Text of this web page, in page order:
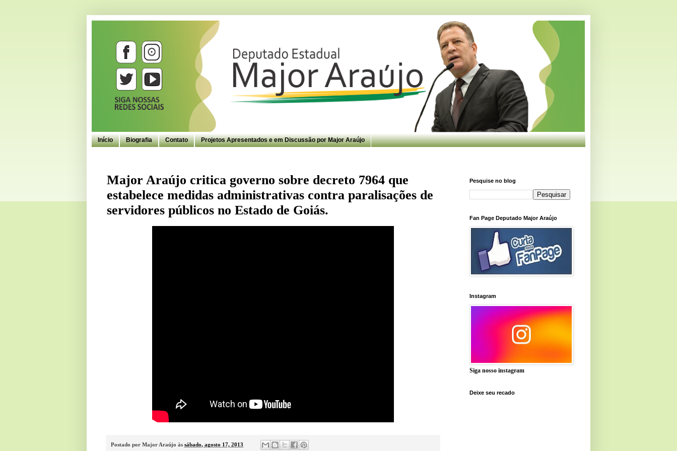
Início Biografia Contato Projetos Apresentados e em Discussão por Major Araújo
Major Araújo critica governo sobre decreto 7964 que
estabelece medidas administrativas contra paralisações de
servidores públicos no Estado de Goiás.
Postado por Major Araújo às sábado, agosto 17, 2013
Pesquise no blog
Fan Page Deputado Major Araújo
Instagram
Siga nosso instagram
Deixe seu recado